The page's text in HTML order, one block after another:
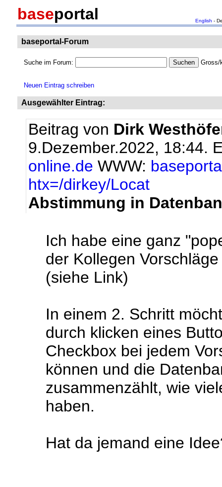
baseportal English -
baseportal-Forum
Suche im Forum: Gross/
Neuen Eintrag schreiben
Ausgewählter Eintrag:
Beitrag von Dirk
9.Dezember.2022, 18:44.
online.de WWW:
htx=/dirkey/Locat
Abstimmung in
Ich habe eine ganz
der Kollegen
(siehe Link)
In einem 2. Schritt
durch klicken eines
Checkbox bei jedem
können und die
zusammenzählt, wie
haben.
Hat da jemand eine